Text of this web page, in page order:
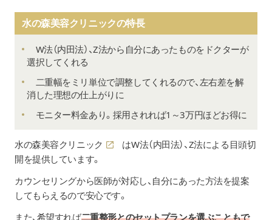
水の森美容クリニックの特長
W法（内田法）、Z法から自分にあったものをドクターが
選択してくれる
二重幅をミリ単位で調整してくれるので、左右差を解
消した理想の仕上がりに
モニター料金あり。採用されれば1～3万円ほどお得に
水の森美容クリニック
はW法（内田法）、Z法による目頭切
開を提供しています。
カウンセリングから医師が対応し、自分にあった方法を提案
してもらえるので安心です。
また、希望すれば二重整形とのセットプランを選ぶこともで